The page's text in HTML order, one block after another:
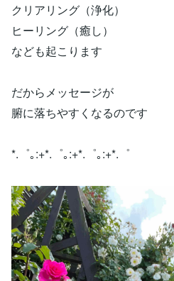
クリアリング（浄化）
ヒーリング（癒し）
なども起こります
だからメッセージが
腑に落ちやすくなるのです
*.゜｡:+*.゜｡:+*.゜｡:+*.゜